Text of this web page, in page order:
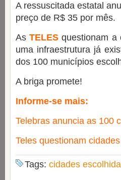
A ressuscitada estatal
preço de R$ 35 por mês.
AsTELES questionam a
uma infraestrutura já
dos 100 municípios
A briga promete!
Informe-se mais:
Telebras anuncia as 100
Teles questionam
Tags: cidades